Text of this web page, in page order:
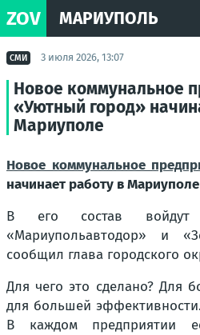
ZOV МАРИУПОЛЬ
СМИ 3 июля 2026, 13:07
Новое коммунальное
«Уютный город»
Мариуполе
Новое коммунальное
начинает работу в Мариуполе
В его состав войдут
«Мариупольавтодор» и
сообщил глава городского
Для чего это сделано? Для
для большей
В каждом предприятии